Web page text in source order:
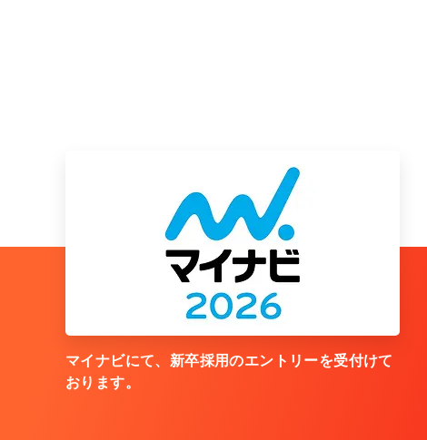
マイナビにて、新卒採用のエントリーを受付けて
おります。